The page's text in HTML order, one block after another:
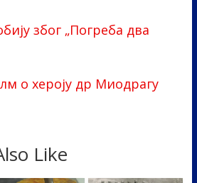
e
због „Погреба два
о хероју др Миодрагу
Like